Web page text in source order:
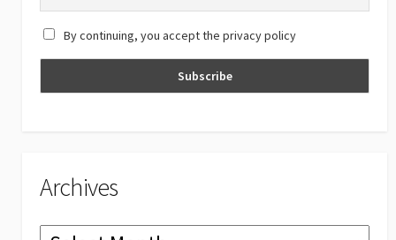
a
n
el
By continuing, you accept the privacy policy
Archives